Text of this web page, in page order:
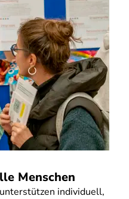
Menschen
individuell,